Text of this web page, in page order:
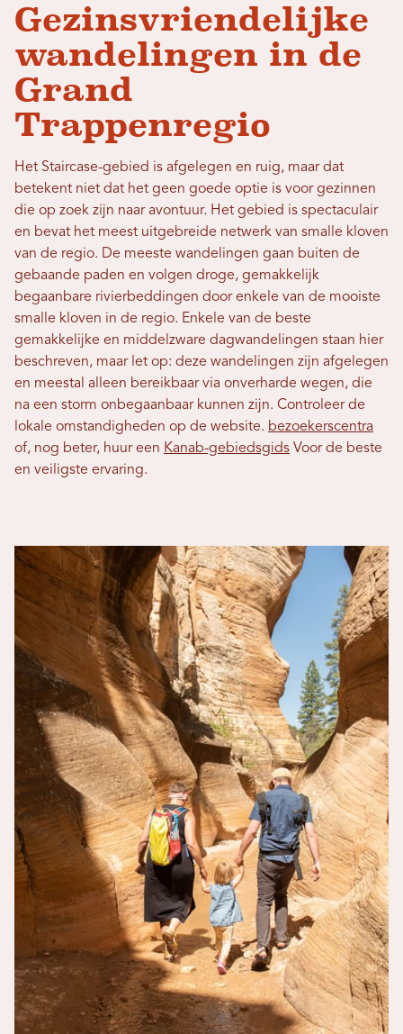
Gezinsvriendelijke
wandelingen in de
Grand
Trappenregio
Het Staircase-gebied is afgelegen en ruig, maar dat
betekent niet dat het geen goede optie is voor gezinnen
die op zoek zijn naar avontuur. Het gebied is spectaculair
en bevat het meest uitgebreide netwerk van smalle kloven
van de regio. De meeste wandelingen gaan buiten de
gebaande paden en volgen droge, gemakkelijk
begaanbare rivierbeddingen door enkele van de mooiste
smalle kloven in de regio. Enkele van de beste
gemakkelijke en middelzware dagwandelingen staan ​​hier
beschreven, maar let op: deze wandelingen zijn afgelegen
en meestal alleen bereikbaar via onverharde wegen, die
na een storm onbegaanbaar kunnen zijn. Controleer de
lokale omstandigheden op de website. bezoekerscentra
of, nog beter, huur een Kanab-gebiedsgids Voor de beste
en veiligste ervaring.